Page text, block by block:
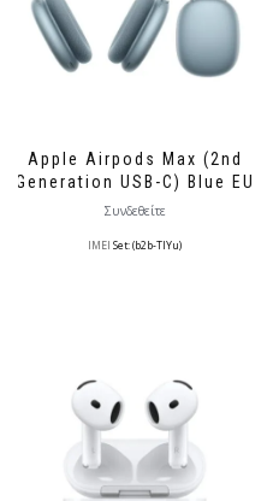
Apple Airpods Max (2nd
Generation USB-C) Blue EU
Συνδεθείτε
IMEI Set: (b2b-TlYu)